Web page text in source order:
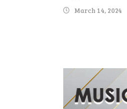
March 14, 2024